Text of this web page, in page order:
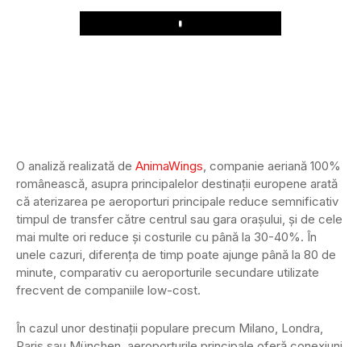
Play
O analiză realizată de AnimaWings, companie aeriană 100%
românească, asupra principalelor destinații europene arată
că aterizarea pe aeroporturi principale reduce semnificativ
timpul de transfer către centrul sau gara orașului, şi de cele
mai multe ori reduce şi costurile cu până la 30-40%. În
unele cazuri, diferența de timp poate ajunge până la 80 de
minute, comparativ cu aeroporturile secundare utilizate
frecvent de companiile low-cost.
În cazul unor destinații populare precum Milano, Londra,